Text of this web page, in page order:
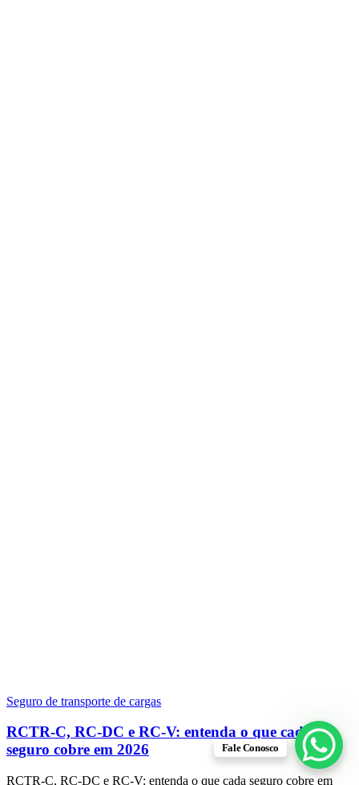
Seguro de transporte de cargas
RCTR-C, RC-DC e RC-V: entenda o que cada
seguro cobre em 2026
RCTR-C, RC-DC e RC-V: entenda o que cada seguro cobre em
Fale Conosco